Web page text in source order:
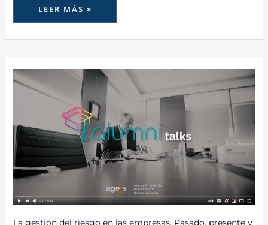
LEER MÁS »
La gestión del riesgo en las empresas. Pasado, presente y
LA
DEL
RIESGO
EMPRESAS.
PASADO,
PRESENTE
Y
FUTURO:
ALUMNI
TALK
PROTAGONIZADO
POR
MARIO